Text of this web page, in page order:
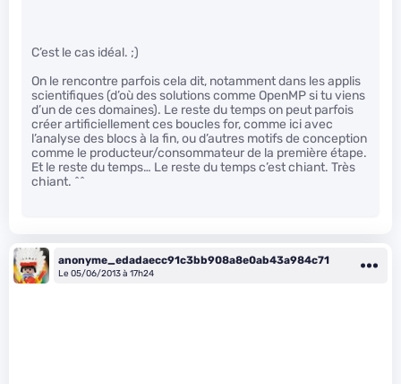
C’est le cas idéal. ;)
On le rencontre parfois cela dit, notamment dans les applis
scientifiques (d’où des solutions comme OpenMP si tu viens
d’un de ces domaines). Le reste du temps on peut parfois
créer artificiellement ces boucles for, comme ici avec
l’analyse des blocs à la fin, ou d’autres motifs de conception
comme le producteur/consommateur de la première étape.
Et le reste du temps… Le reste du temps c’est chiant. Très
chiant. ^^
anonyme_edadaecc91c3bb908a8e0ab43a984c71
Le 05/06/2013 à 17h24